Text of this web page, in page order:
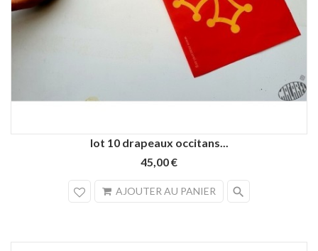
lot 10 drapeaux occitans...
45,00 €
AJOUTER AU PANIER search